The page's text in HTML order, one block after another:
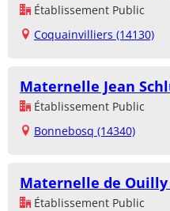
Établissement Public
Coquainvilliers (14130)
Maternelle Jean
Établissement Public
Bonnebosq (14340)
Maternelle de Ouilly
Établissement Public